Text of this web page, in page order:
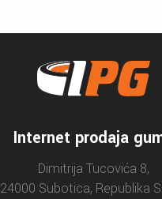
Internet prodaja
Dimitrija Tucovića 8,
24000 Subotica, Republika